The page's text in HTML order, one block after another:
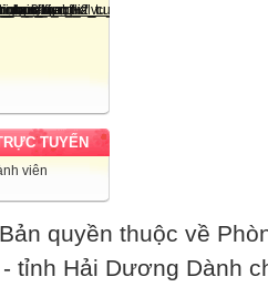
TUYẾN
viên
Bản quyền thuộc về
- tỉnh Hải Dương Dành